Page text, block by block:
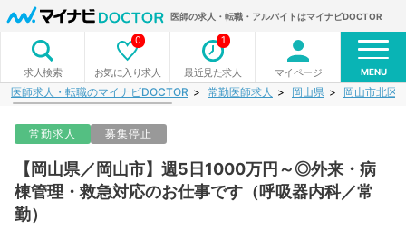
医師の求人・転職・アルバイトはマイナビDOCTOR
求人検索 お気に入り求人
0
最近見た求人
1
マイページ MENU
医師求人・転職のマイナビDOCTOR 常勤医師求人 岡山県 岡山市北区
常勤求人 募集停止
【岡山県／岡山市】週5日1000万円～◎外来・病
棟管理・救急対応のお仕事です（呼吸器内科／常
勤）